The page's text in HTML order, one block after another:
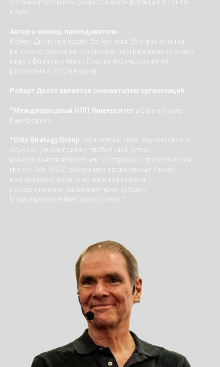
организатором международных конференций в Санта-
Крузе
Автор и спикер, преподаватель
Роберт Дилтс преподает более чем в 25 странах мира.
регулярно выступает со своими программами по всему
миру офлайн и онлайн. График его мероприятий
расписан на 3 года вперед.
Роберт Дилтс является основателем организаций:
*Международный НЛП Университет в Санта Крузе,
Калифорния.
*Dilts Strategy Group - консалтинговая, коучинговая и
обучающая компания с глобальной сетью
консультантов в более чем 25 странах. Стратегическая
группа Dilts (DSG) объединяет проверенные бизнес-
критерии со стратегическими знаниями и
поведенческими навыками через процесс
Моделирования Факторов успеха ™.